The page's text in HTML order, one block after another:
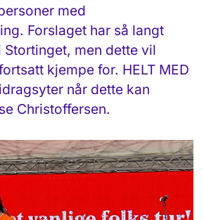
med
Forslaget har så langt
men dette vil
kjempe for. HELT MED
når dette kan
Christoffersen.